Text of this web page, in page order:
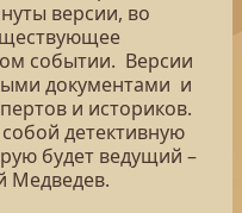
версии, во
событии. Версии
документами и
и историков.
детективную
будет ведущий –
Медведев.